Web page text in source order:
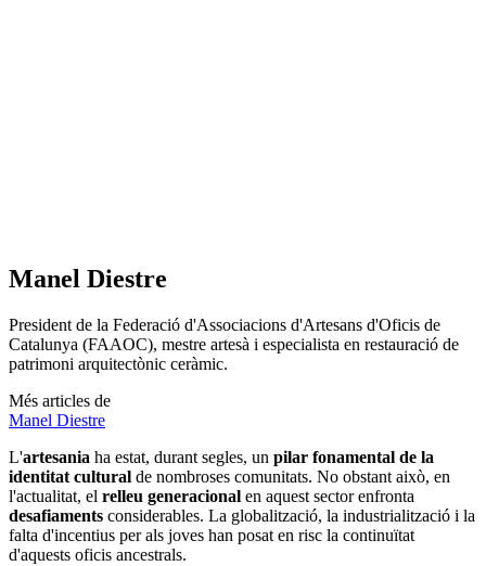
Manel Diestre
President de la Federació d'Associacions d'Artesans d'Oficis de
Catalunya (FAAOC), mestre artesà i especialista en restauració de
patrimoni arquitectònic ceràmic.
Més articles de
Manel Diestre
L'artesania ha estat, durant segles, un pilar fonamental de la
identitat cultural de nombroses comunitats. No obstant això, en
l'actualitat, el relleu generacional en aquest sector enfronta
desafiaments considerables. La globalització, la industrialització i la
falta d'incentius per als joves han posat en risc la continuïtat
d'aquests oficis ancestrals.